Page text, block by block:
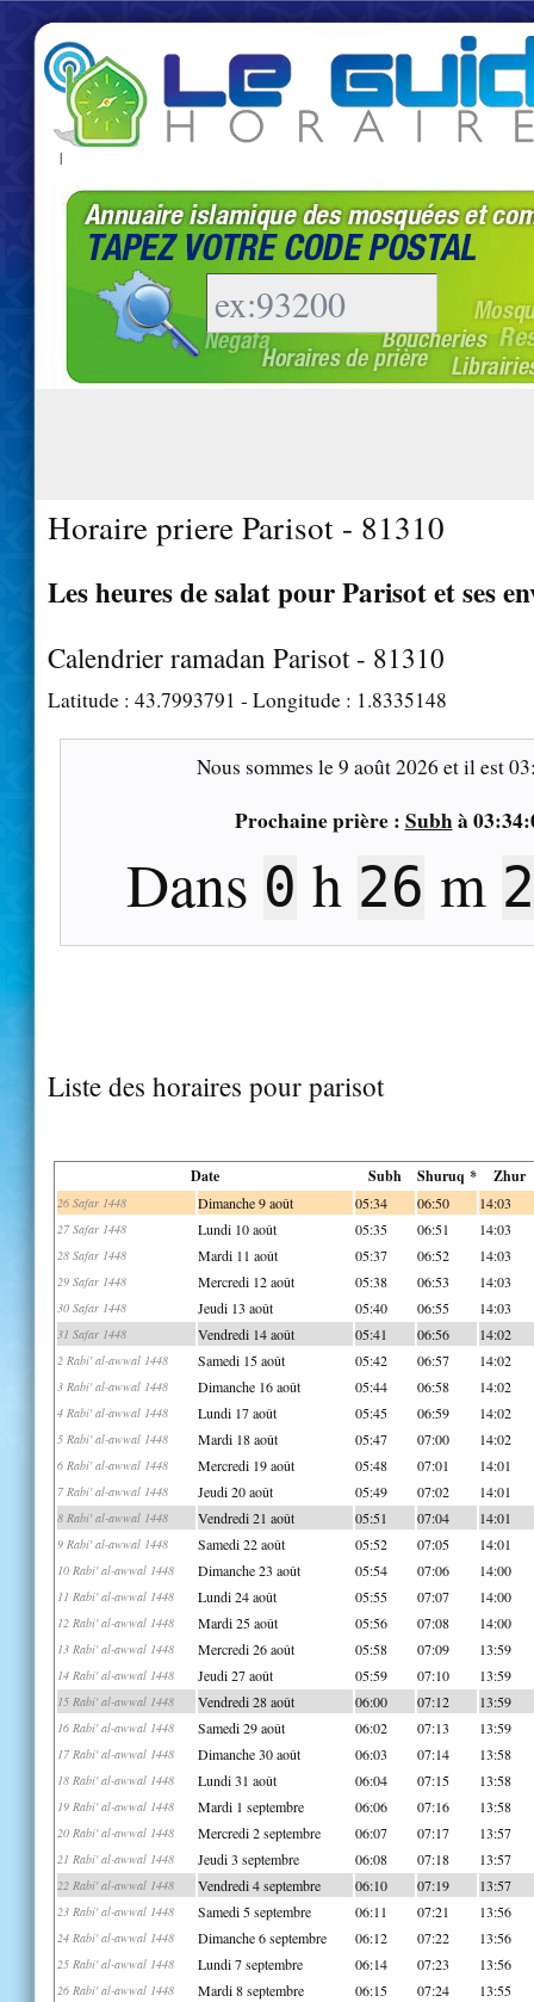
|
Horaire priere Parisot - 81310
Les heures de salat pour Parisot et ses
Calendrier ramadan Parisot - 81310
Latitude : 43.7993791 - Longitude : 1.8335148
Nous sommes le9 août 2026 et il est
Prochaine prière : Subhà
Dans 0 h 26 m
Liste des horaires pour parisot
Date Subh Shuruq * Zhur
26 Safar 1448 Dimanche 9 août 05:34 06:50 14:03
27 Safar 1448 Lundi 10 août 05:35 06:51 14:03
28 Safar 1448 Mardi 11 août 05:37 06:52 14:03
29 Safar 1448 Mercredi 12 août 05:38 06:53 14:03
30 Safar 1448 Jeudi 13 août 05:40 06:55 14:03
31 Safar 1448 Vendredi 14 août 05:41 06:56 14:02
2 Rabi' al-awwal 1448 Samedi 15 août 05:42 06:57 14:02
3 Rabi' al-awwal 1448 Dimanche 16 août 05:44 06:58 14:02
4 Rabi' al-awwal 1448 Lundi 17 août 05:45 06:59 14:02
5 Rabi' al-awwal 1448 Mardi 18 août 05:47 07:00 14:02
6 Rabi' al-awwal 1448 Mercredi 19 août 05:48 07:01 14:01
7 Rabi' al-awwal 1448 Jeudi 20 août 05:49 07:02 14:01
8 Rabi' al-awwal 1448 Vendredi 21 août 05:51 07:04 14:01
9 Rabi' al-awwal 1448 Samedi 22 août 05:52 07:05 14:01
10 Rabi' al-awwal 1448 Dimanche 23 août 05:54 07:06 14:00
11 Rabi' al-awwal 1448 Lundi 24 août 05:55 07:07 14:00
12 Rabi' al-awwal 1448 Mardi 25 août 05:56 07:08 14:00
13 Rabi' al-awwal 1448 Mercredi 26 août 05:58 07:09 13:59
14 Rabi' al-awwal 1448 Jeudi 27 août 05:59 07:10 13:59
15 Rabi' al-awwal 1448 Vendredi 28 août 06:00 07:12 13:59
16 Rabi' al-awwal 1448 Samedi 29 août 06:02 07:13 13:59
17 Rabi' al-awwal 1448 Dimanche 30 août 06:03 07:14 13:58
18 Rabi' al-awwal 1448 Lundi 31 août 06:04 07:15 13:58
19 Rabi' al-awwal 1448 Mardi 1 septembre 06:06 07:16 13:58
20 Rabi' al-awwal 1448 Mercredi 2 septembre 06:07 07:17 13:57
21 Rabi' al-awwal 1448 Jeudi 3 septembre 06:08 07:18 13:57
22 Rabi' al-awwal 1448 Vendredi 4 septembre 06:10 07:19 13:57
23 Rabi' al-awwal 1448 Samedi 5 septembre 06:11 07:21 13:56
24 Rabi' al-awwal 1448 Dimanche 6 septembre 06:12 07:22 13:56
25 Rabi' al-awwal 1448 Lundi 7 septembre 06:14 07:23 13:56
26 Rabi' al-awwal 1448 Mardi 8 septembre 06:15 07:24 13:55